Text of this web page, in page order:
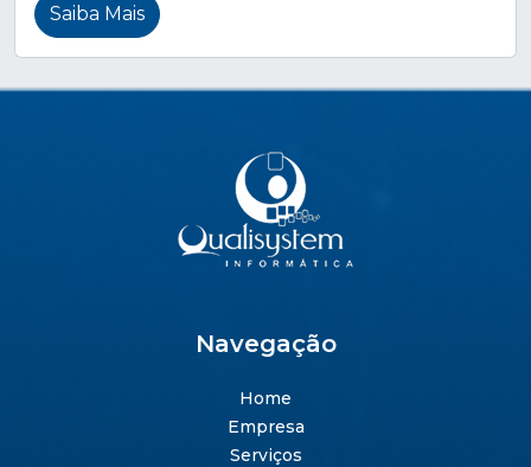
Saiba Mais
Navegação
Home
Empresa
Serviços